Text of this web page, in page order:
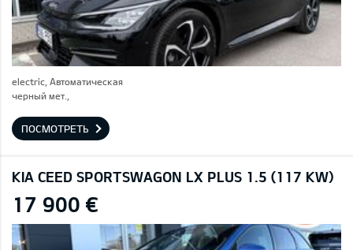
electric, Автоматическая
черный мет.,
ПОСМОТРЕТЬ
KIA CEED SPORTSWAGON LX PLUS 1.5 (117 KW)
17 900 €